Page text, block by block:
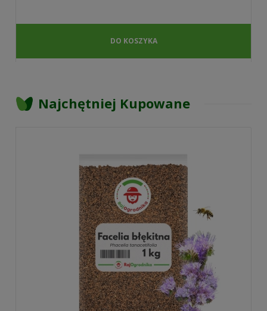
DO KOSZYKA
Najchętniej Kupowane